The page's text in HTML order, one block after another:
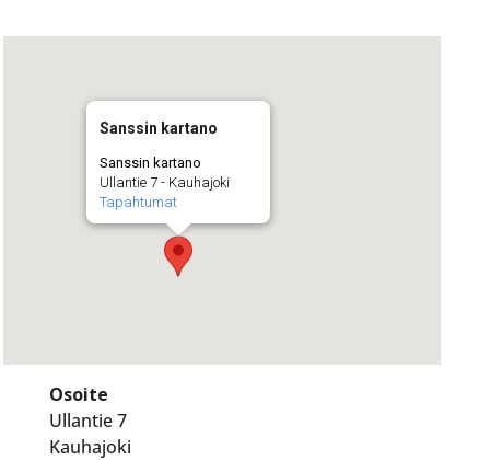
Sanssin kartano
Sanssin kartano
Ullantie 7 - Kauhajoki
Tapahtumat
Osoite
Ullantie 7
Kauhajoki